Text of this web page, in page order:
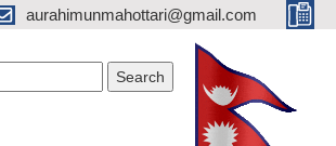
aurahimunmahottari@gmail.com